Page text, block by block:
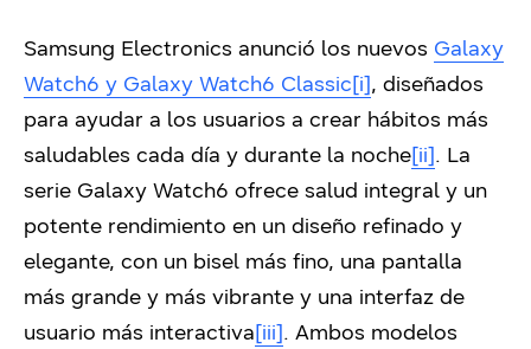
Samsung Electronics anunció los nuevos Galaxy
Watch6 y Galaxy Watch6 Classic[i], diseñados
para ayudar a los usuarios a crear hábitos más
saludables cada día y durante la noche[ii]. La
serie Galaxy Watch6 ofrece salud integral y un
potente rendimiento en un diseño refinado y
elegante, con un bisel más fino, una pantalla
más grande y más vibrante y una interfaz de
usuario más interactiva[iii]. Ambos modelos